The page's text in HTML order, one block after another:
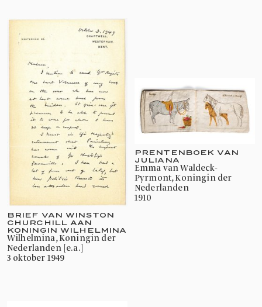
BRIEF VAN WINSTON
CHURCHILL AAN
KONINGIN WILHELMINA
Wilhelmina, Koningin der
Nederlanden [e.a.]
3 oktober 1949
PRENTENBOEK VAN
JULIANA
Emma van Waldeck-
Pyrmont, Koningin der
Nederlanden
1910